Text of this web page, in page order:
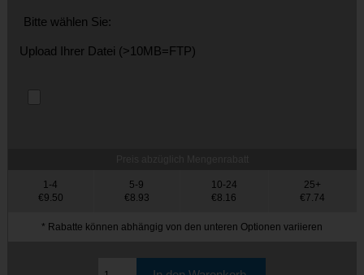
Bitte wählen Sie:
Upload Ihrer Datei (>10MB=FTP)
1-4
€9.50
5-9
€8.93
10-24
€8.16
25+
€7.74
* Rabatte können abhängig von den unteren Optionen variieren